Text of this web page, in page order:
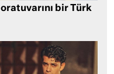
bir Türk